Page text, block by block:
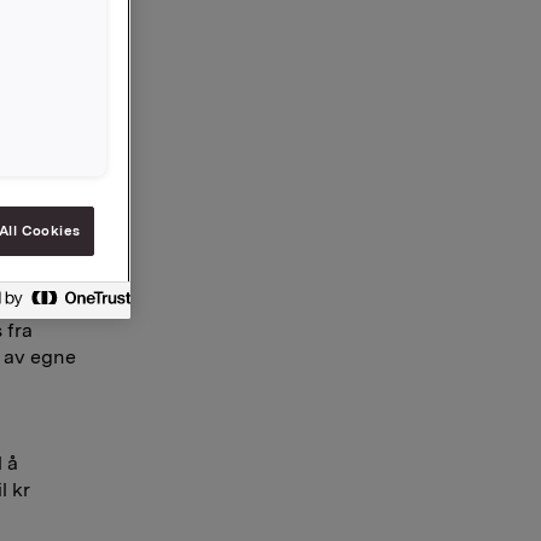
fra
fra
egne
å
kr
Cookies